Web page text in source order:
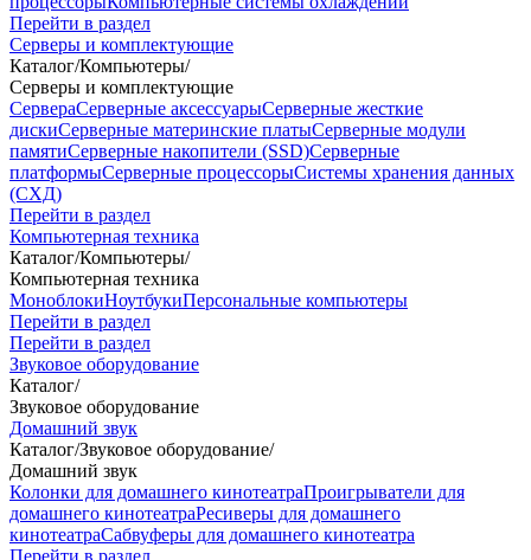
Перейти в раздел
Серверы и комплектующие
Каталог/Компьютеры/
Серверы и комплектующие
СервераСерверные аксессуарыСерверные жесткие
дискиСерверные материнские платыСерверные модули
памятиСерверные накопители (SSD)Серверные
платформыСерверные процессорыСистемы хранения данных
(СХД)
Перейти в раздел
Компьютерная техника
Каталог/Компьютеры/
Компьютерная техника
МоноблокиНоутбукиПерсональные компьютеры
Перейти в раздел
Перейти в раздел
Звуковое оборудование
Каталог/
Звуковое оборудование
Домашний звук
Каталог/Звуковое оборудование/
Домашний звук
Колонки для домашнего кинотеатраПроигрыватели для
домашнего кинотеатраРесиверы для домашнего
кинотеатраСабвуферы для домашнего кинотеатра
Перейти в раздел